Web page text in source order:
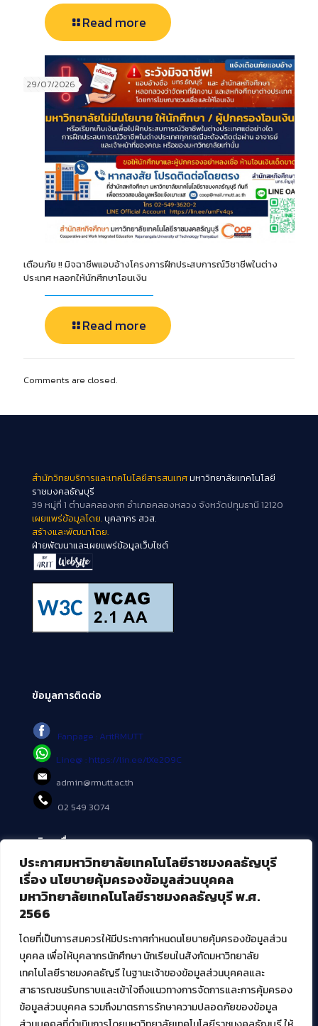
ประกาศมหาวิทยาลัยเทคโนโลยีราชมงคลธัญบุรี
เรื่อง นโยบายคุ้มครองข้อมูลส่วนบุคคล
มหาวิทยาลัยเทคโนโลยีราชมงคลธัญบุรี พ.ศ.
2566
โดยที่เป็นการสมควรให้มีประกาศกำหนดนโยบายคุ้มครองข้อมูลส่วน
บุคคล เพื่อให้บุคลากรนักศึกษา นักเรียนในสังกัดมหาวิทยาลัย
เทคโนโลยีราชมงคลธัญรี ในฐานะเจ้าของข้อมูลส่วนบุคคลและ
สาธารณชนรับทราบและเข้าใจถึงแนวทางการจัดการและการคุ้มครอง
ข้อมูลส่วนบุคคล รวมถึงมาตรการรักษาความปลอดภัยของข้อมูล
Read more
29/07/2026
เตือนภัย !! มิจฉาชีพแอบอ้างโครงการฝึกประสบการณ์วิชาชีพในต่าง
ประเทศ หลอกให้นักศึกษาโอนเงิน
Read more
Comments are closed.
สำนักวิทยบริการและเทคโนโลยีสารสนเทศมหาวิทยาลัยเทคโนโลยี
ราชมงคลธัญบุรี
39 หมู่ที่ 1 ตำบลคลองหก อำเภอคลองหลวง จังหวัดปทุมธานี 12120
เผยแพร่ข้อมูลโดย.บุคลากร สวส.
สร้างและพัฒนาโดย.
ฝ่ายพัฒนาและเผยแพร่ข้อมูลเว็บไซต์
ข้อมูลการติดต่อ
Fanpage : AritRMUTT
Line@ : https://lin.ee/tXe209C
admin@rmutt.ac.th
02 549 3074
บริการอื่นๆ ของ สวส.
ศูนย์สื่อดิจิทัล
ศูนย์นวัตกรรมและความรู้
ศูนย์พัฒนาและบริการนวัตกรรมดิจิทัล
สมัยใหม่ (MoSeC)
งานบริการวิชาการให้กับหน่วยงานภายนอก
โครงการส่งเสริมและพัฒนาผู้ประกอบการ SME โดย. มทร.ธัญบุรี
กิจกรรมการเชื่อมโยงเครือข่ายผู้ให้บริการเครื่องจักรกลทางการ